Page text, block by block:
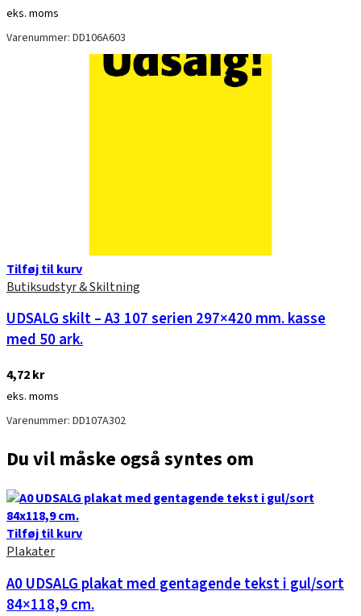
eks. moms
Varenummer: DD106A603
Tilføj til kurv
Butiksudstyr & Skiltning
UDSALG skilt – A3 107 serien 297×420 mm. kasse
med 50 ark.
4,72kr
eks. moms
Varenummer: DD107A302
Du vil måske også syntes om
Tilføj til kurv
Plakater
A0 UDSALG plakat med gentagende tekst i gul/sort
84×118,9 cm.